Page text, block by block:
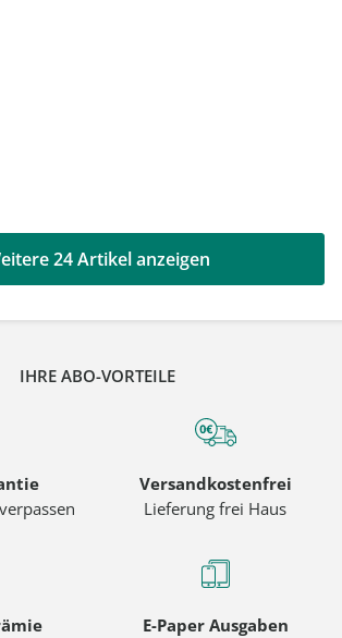
24 Artikel anzeigen
IHRE ABO-VORTEILE
Versandkostenfrei
Lieferung frei Haus
E-Paper Ausgaben